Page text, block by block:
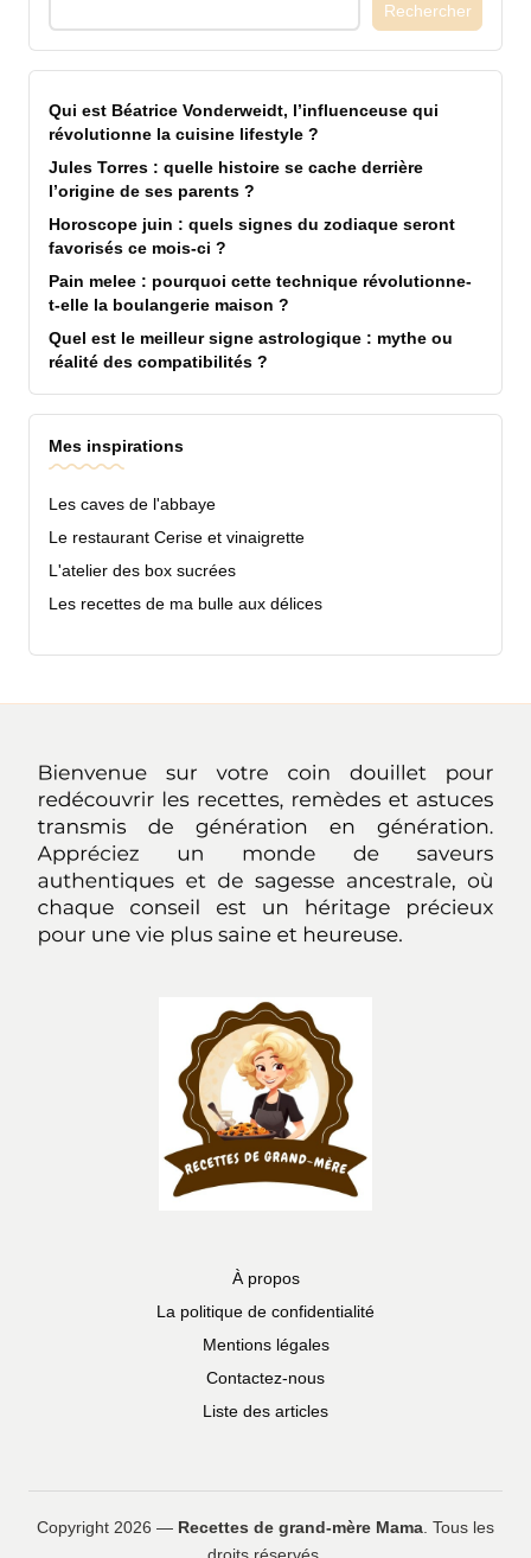
Rechercher
Qui est Béatrice Vonderweidt, l’influenceuse qui
révolutionne la cuisine lifestyle ?
Jules Torres : quelle histoire se cache derrière
l’origine de ses parents ?
Horoscope juin : quels signes du zodiaque seront
favorisés ce mois-ci ?
Pain melee : pourquoi cette technique révolutionne-
t-elle la boulangerie maison ?
Quel est le meilleur signe astrologique : mythe ou
réalité des compatibilités ?
Mes inspirations
Les caves de l'abbaye
Le restaurant Cerise et vinaigrette
L'atelier des box sucrées
Les recettes de ma bulle aux délices
À propos
La politique de confidentialité
Mentions légales
Contactez-nous
Liste des articles
Copyright 2026 — Recettes de grand-mère Mama. Tous les